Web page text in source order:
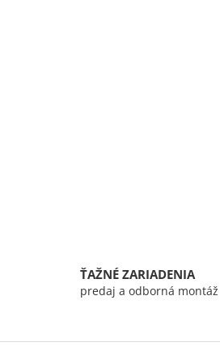
ŤAŽNÉ ZARIADENIA
predaj a odborná montáž